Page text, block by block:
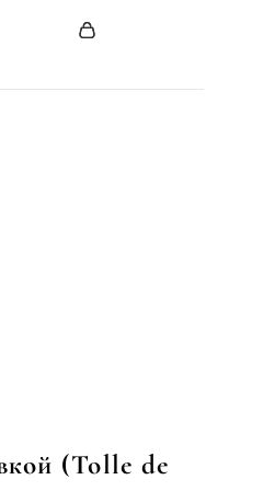
(Tolle de